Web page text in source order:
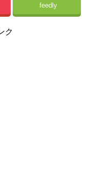
feedly
ク